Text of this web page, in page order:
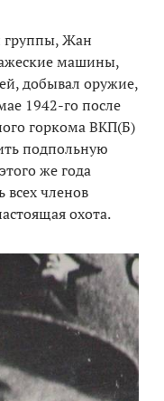
группы, Жан
машины,
добывал оружие,
1942-го после
горкома ВКП(Б)
подпольную
же года
всех членов
охота.